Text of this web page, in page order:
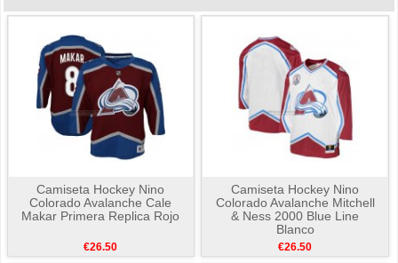
Camiseta Hockey Nino
Colorado Avalanche Cale
Makar Primera Replica Rojo
€26.50
Camiseta Hockey Nino
Colorado Avalanche Mitchell
& Ness 2000 Blue Line
Blanco
€26.50